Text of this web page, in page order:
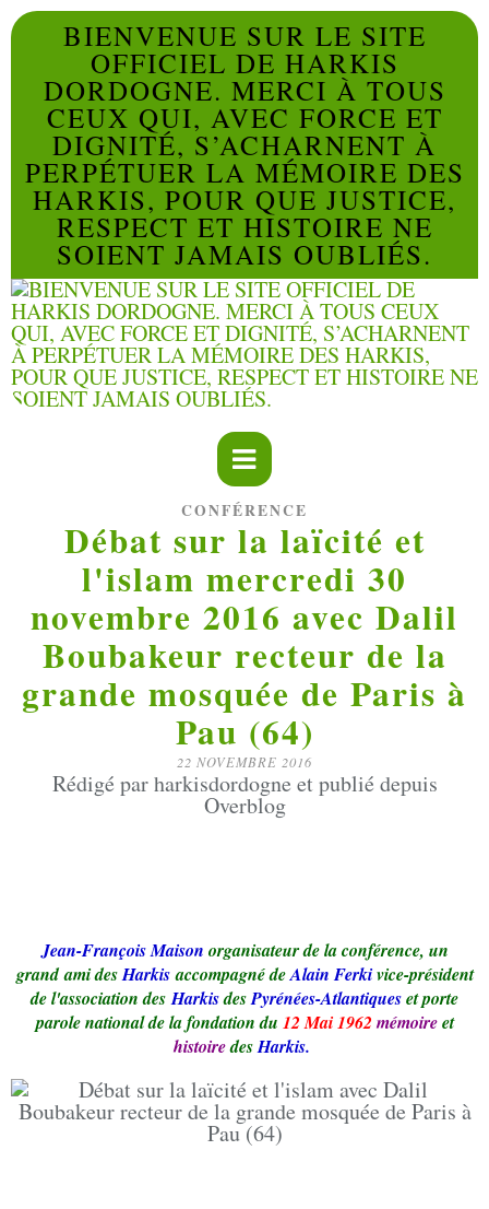
BIENVENUE SUR LE SITE
OFFICIEL DE HARKIS
DORDOGNE. MERCI À TOUS
CEUX QUI, AVEC FORCE ET
DIGNITÉ, S’ACHARNENT À
PERPÉTUER LA MÉMOIRE DES
HARKIS, POUR QUE JUSTICE,
RESPECT ET HISTOIRE NE
SOIENT JAMAIS OUBLIÉS.
CONFÉRENCE
Débat sur la laïcité et
l'islam mercredi 30
novembre 2016 avec Dalil
Boubakeur recteur de la
grande mosquée de Paris à
Pau (64)
22 NOVEMBRE 2016
Rédigé par harkisdordogne et publié depuis
Overblog
Jean-François Maison organisateur de la conférence, un
grand ami desHarkisaccompagné deAlain Ferki vice-président
de l'association desHarkisdesPyrénées-Atlantiqueset porte
parole national de la fondation du 12 Mai 1962 mémoireet
histoiredesHarkis.